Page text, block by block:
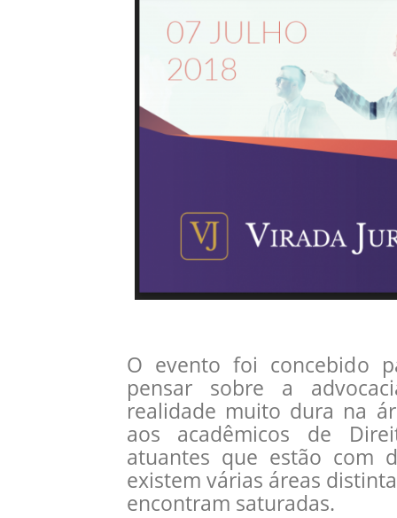
O evento foi concebido
pensar sobre a
realidade muito dura na
aos acadêmicos de
atuantes que estão com
existem várias áreas
encontram saturadas.